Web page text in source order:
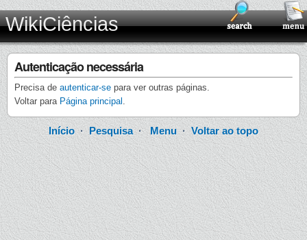
WikiCiências
Autenticação necessária
Precisa de autenticar-se para ver outras páginas.
Voltar para Página principal .
Início · Pesquisa·Menu ·Voltar ao topo